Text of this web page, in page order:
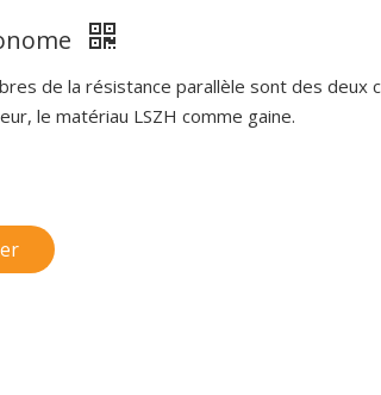
de la résistance parallèle sont des deux
le matériau LSZH comme gaine.